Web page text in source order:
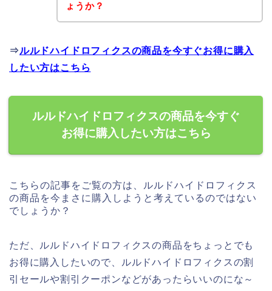
ょうか？
⇒ルルドハイドロフィクスの商品を今すぐお得に購入
したい方はこちら
ルルドハイドロフィクスの商品を今すぐ
お得に購入したい方はこちら
こちらの記事をご覧の方は、ルルドハイドロフィクス
の商品を今まさに購入しようと考えているのではない
でしょうか？
ただ、ルルドハイドロフィクスの商品をちょっとでも
お得に購入したいので、ルルドハイドロフィクスの割
引セールや割引クーポンなどがあったらいいのにな～